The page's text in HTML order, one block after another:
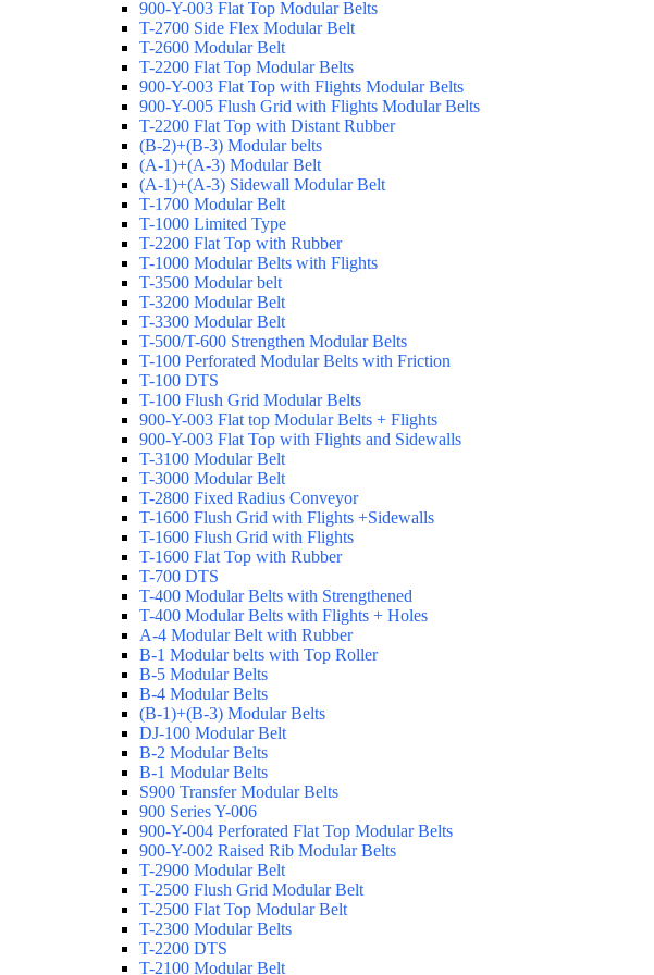
900-Y-003 Flat Top Modular Belts
T-2700 Side Flex Modular Belt
T-2600 Modular Belt
T-2200 Flat Top Modular Belts
900-Y-003 Flat Top with Flights Modular Belts
900-Y-005 Flush Grid with Flights Modular Belts
T-2200 Flat Top with Distant Rubber
(B-2)+(B-3) Modular belts
(A-1)+(A-3) Modular Belt
(A-1)+(A-3) Sidewall Modular Belt
T-1700 Modular Belt
T-1000 Limited Type
T-2200 Flat Top with Rubber
T-1000 Modular Belts with Flights
T-3500 Modular belt
T-3200 Modular Belt
T-3300 Modular Belt
T-500/T-600 Strengthen Modular Belts
T-100 Perforated Modular Belts with Friction
T-100 DTS
T-100 Flush Grid Modular Belts
900-Y-003 Flat top Modular Belts + Flights
900-Y-003 Flat Top with Flights and Sidewalls
T-3100 Modular Belt
T-3000 Modular Belt
T-2800 Fixed Radius Conveyor
T-1600 Flush Grid with Flights +Sidewalls
T-1600 Flush Grid with Flights
T-1600 Flat Top with Rubber
T-700 DTS
T-400 Modular Belts with Strengthened
T-400 Modular Belts with Flights + Holes
A-4 Modular Belt with Rubber
B-1 Modular belts with Top Roller
B-5 Modular Belts
B-4 Modular Belts
(B-1)+(B-3) Modular Belts
DJ-100 Modular Belt
B-2 Modular Belts
B-1 Modular Belts
S900 Transfer Modular Belts
900 Series Y-006
900-Y-004 Perforated Flat Top Modular Belts
900-Y-002 Raised Rib Modular Belts
T-2900 Modular Belt
T-2500 Flush Grid Modular Belt
T-2500 Flat Top Modular Belt
T-2300 Modular Belts
T-2200 DTS
T-2100 Modular Belt